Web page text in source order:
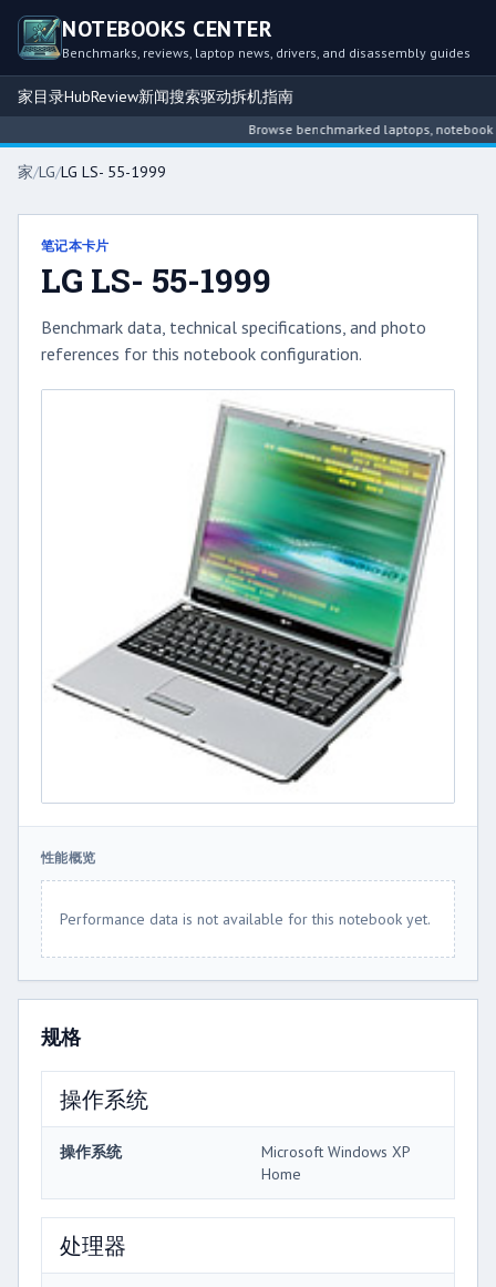
NOTEBOOKS CENTER
Benchmarks, reviews, laptop news, drivers, and disassembly guides
家目录HubReview新闻搜索驱动拆机指南
Browse benchmarked laptops, notebook
家/LG/LG LS- 55-1999
笔记本卡片
LG LS- 55-1999
Benchmark data, technical specifications, and photo
references for this notebook configuration.
性能概览
Performance data is not available for this notebook yet.
规格
操作系统
操作系统
Microsoft Windows XP
Home
处理器